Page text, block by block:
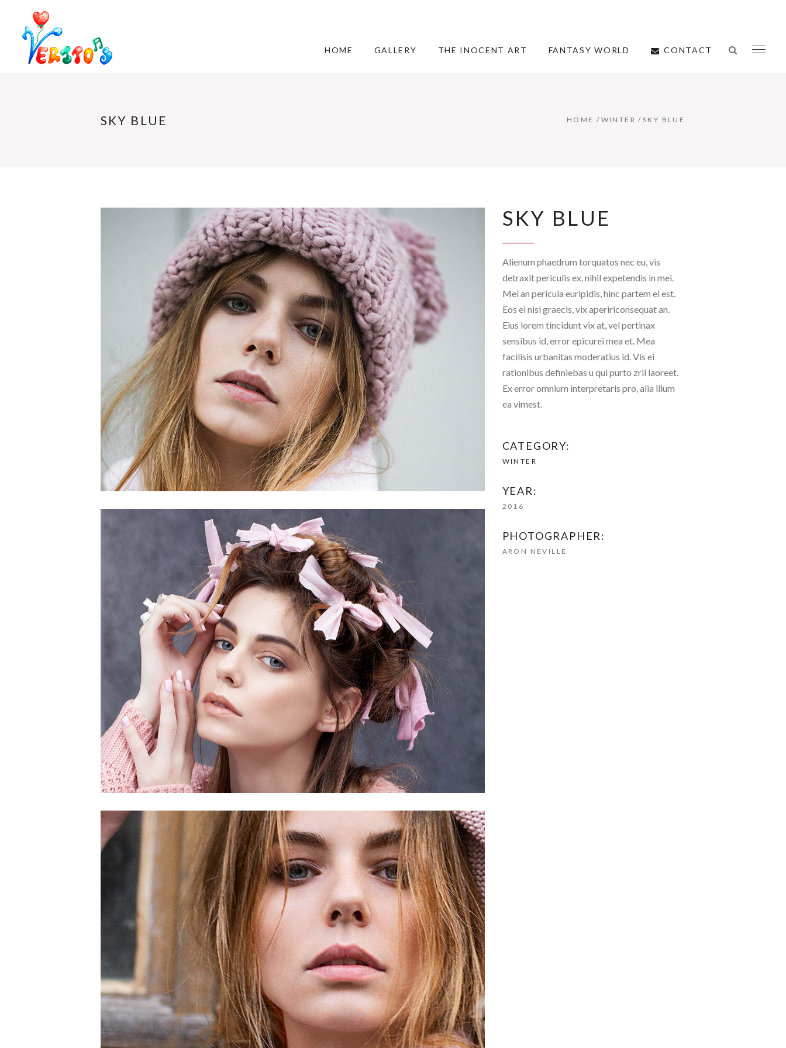
HOME GALLERY THE INOCENT ART FANTASY WORLD CONTACT
SKY BLUE HOME / WINTER / SKY BLUE
SKY BLUE
Alienum phaedrum torquatos nec eu, vis
detraxit periculis ex, nihil expetendis in mei.
Mei an pericula euripidis, hinc partem ei est.
Eos ei nisl graecis, vix apeririconsequat an.
Eius lorem tincidunt vix at, vel pertinax
sensibus id, error epicurei mea et. Mea
facilisis urbanitas moderatius id. Vis ei
rationibus definiebas u qui purto zril laoreet.
Ex error omnium interpretaris pro, alia illum
ea vimest.
CATEGORY:
WINTER
YEAR:
2016
PHOTOGRAPHER:
ARON NEVILLE